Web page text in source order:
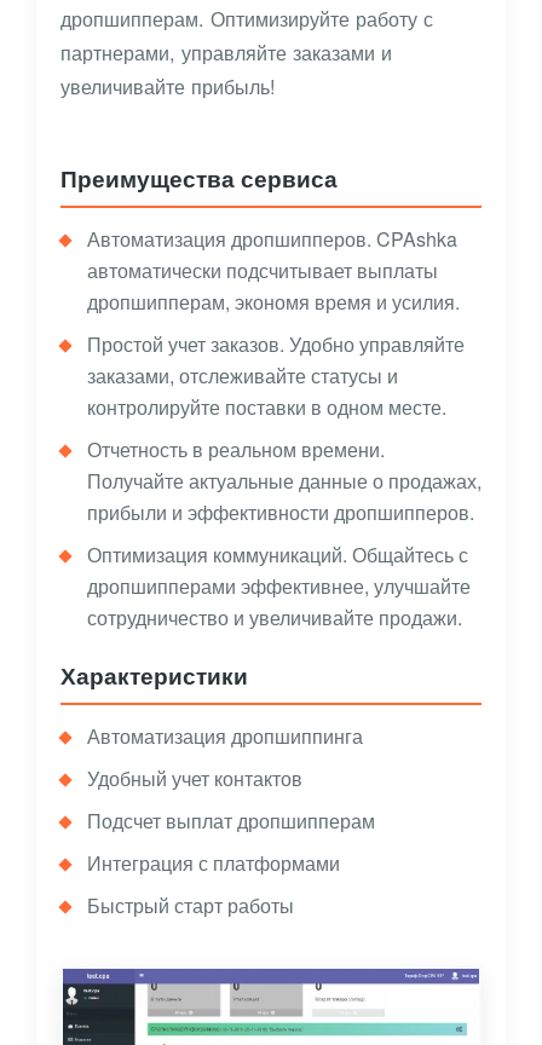
дропшипперам. Оптимизируйте работу с
партнерами, управляйте заказами и
увеличивайте прибыль!
Преимущества сервиса
Автоматизация дропшипперов. CPAshka
автоматически подсчитывает выплаты
дропшипперам, экономя время и усилия.
Простой учет заказов. Удобно управляйте
заказами, отслеживайте статусы и
контролируйте поставки в одном месте.
Отчетность в реальном времени.
Получайте актуальные данные о продажах,
прибыли и эффективности дропшипперов.
Оптимизация коммуникаций. Общайтесь с
дропшипперами эффективнее, улучшайте
сотрудничество и увеличивайте продажи.
Характеристики
Автоматизация дропшиппинга
Удобный учет контактов
Подсчет выплат дропшипперам
Интеграция с платформами
Быстрый старт работы